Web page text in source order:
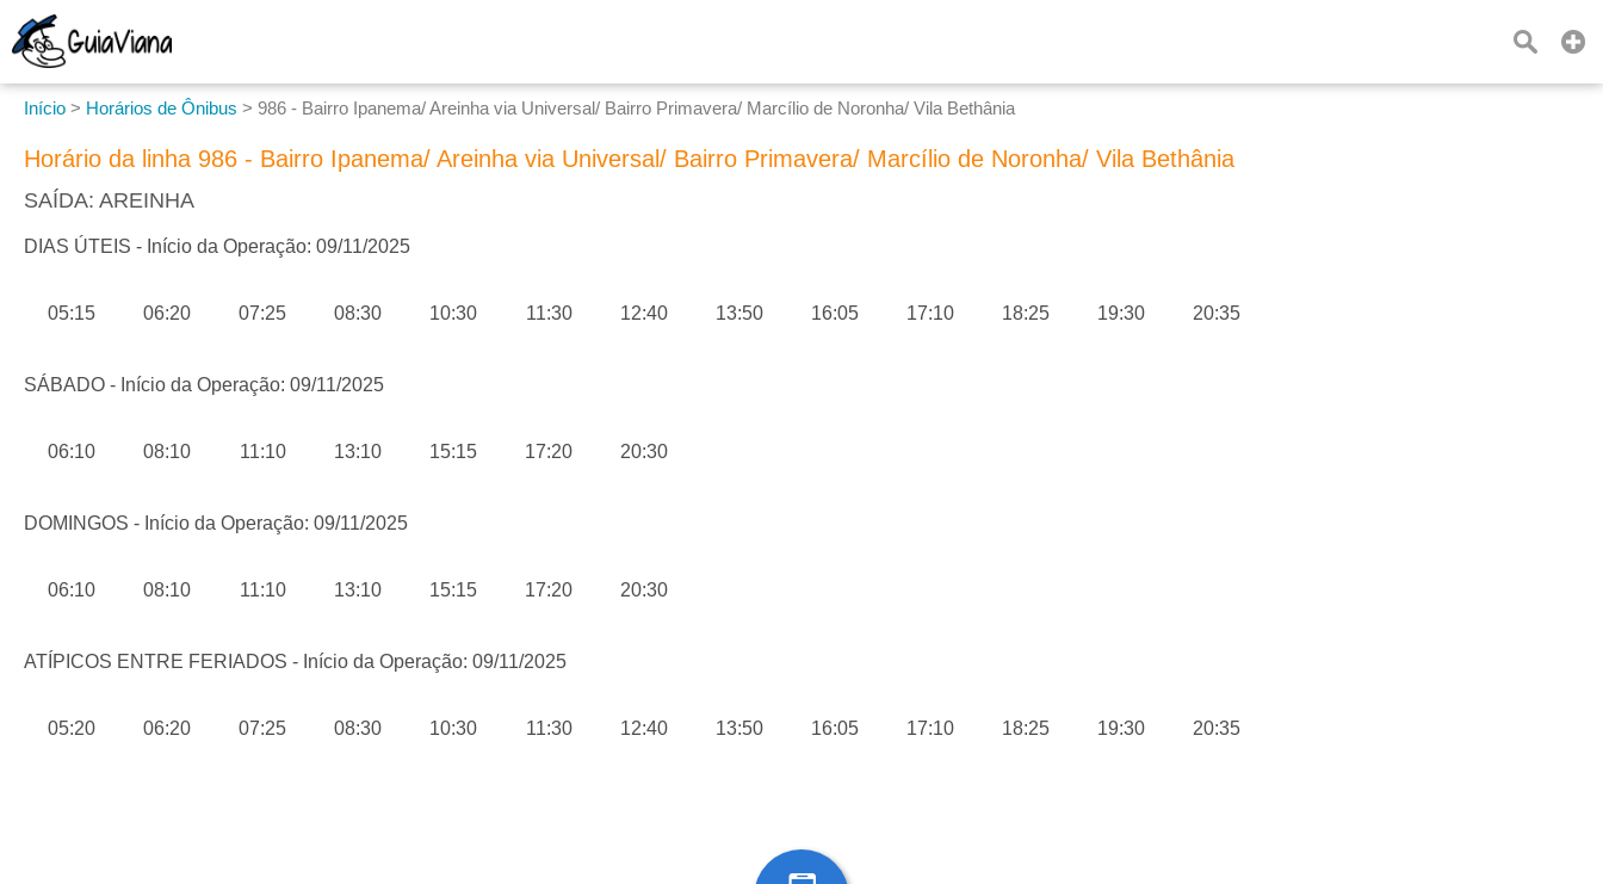
Início > Horários de Ônibus > 986 - Bairro Ipanema/ Areinha via Universal/ Bairro Primavera/ Marcílio de Noronha/ Vila Bethânia
Horário da linha 986 - Bairro Ipanema/ Areinha via Universal/ Bairro Primavera/ Marcílio de Noronha/ Vila Bethânia
SAÍDA: AREINHA
DIAS ÚTEIS - Início da Operação: 09/11/2025
05:15 06:20 07:25 08:30 10:30 11:30 12:40 13:50 16:05 17:10 18:25 19:30 20:35
SÁBADO - Início da Operação: 09/11/2025
06:10 08:10 11:10 13:10 15:15 17:20 20:30
DOMINGOS - Início da Operação: 09/11/2025
06:10 08:10 11:10 13:10 15:15 17:20 20:30
ATÍPICOS ENTRE FERIADOS - Início da Operação: 09/11/2025
05:20 06:20 07:25 08:30 10:30 11:30 12:40 13:50 16:05 17:10 18:25 19:30 20:35